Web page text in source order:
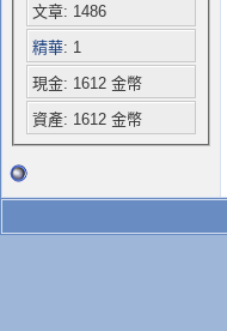
文章: 1486
精華: 1
現金: 1612 金幣
資產: 1612 金幣